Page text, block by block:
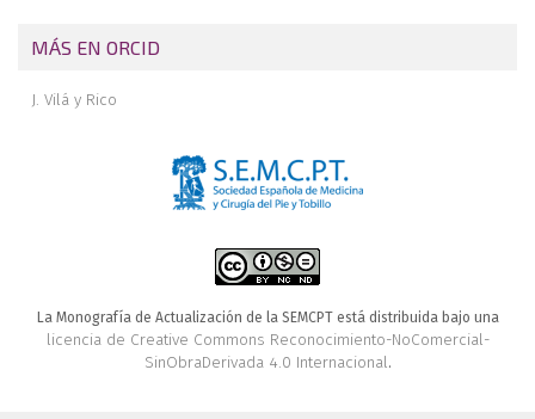
MÁS EN ORCID
J. Vilá y Rico
La Monografía de Actualización de la SEMCPT está distribuida bajo una
licencia de Creative Commons Reconocimiento-NoComercial-
SinObraDerivada 4.0 Internacional.